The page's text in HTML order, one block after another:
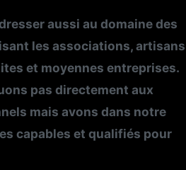
aussi au domaine des
les associations,
et moyennes entreprises.
pas directement aux
mais avons dans notre
capables et qualifiés pour